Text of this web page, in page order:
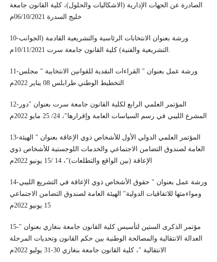
الصادرة عن الجهات الإدارية (الاشكاليات والحلول)، كلية القانون جامعة
خليج السدرة 06/10/2021م
10-ورشة بعنوان الانتخابات الرئاسية والتشريعية القادمة (الجوانب
11-ورشة عمل بعنوان " القراءات النقدية للقوانين الانتخابية " مجلس
التخطيط الوطني طرابلس 08 يناير 2022م
12-المؤتمر العلمي الرابع لكلية القانون جامعة سرت بعنوان "دور
المشرع الليبي في رسم السياسات العامة وإقرارها"، 24/ 25 مايو 2022م
13-المؤتمر العلمي الدولي الأول للأشخاص ذوي الإعاقة بعنوان " الهيئة
العامة لصندوق التضامن الاجتماعي والخدمات اللوجستية للأشخاص ذوي
الإعاقة (بين الواقع والتطلعات)"، 14 /15 يونيو 2022م
14-ورشة عمل بعنوان " حقوق الأشخاص ذوي الإعاقة في التشريع الليبي
ومواءمتها للاتفاقيات الدولية" الهيئة العامة لصندوق التضامن الاجتماعي
15 يونيو 2022م
15-مؤتمر الذكرى الستين لتأسيس كلية القانون جامعة بنغازي بعنوان "
العدالة الانتقالية والمصالحة الوطنية بين حكم القانون وتحديات المرحلة
الانتقالية "، كلية القانون جامعة بنغازي 30-31 يوليو 2022م